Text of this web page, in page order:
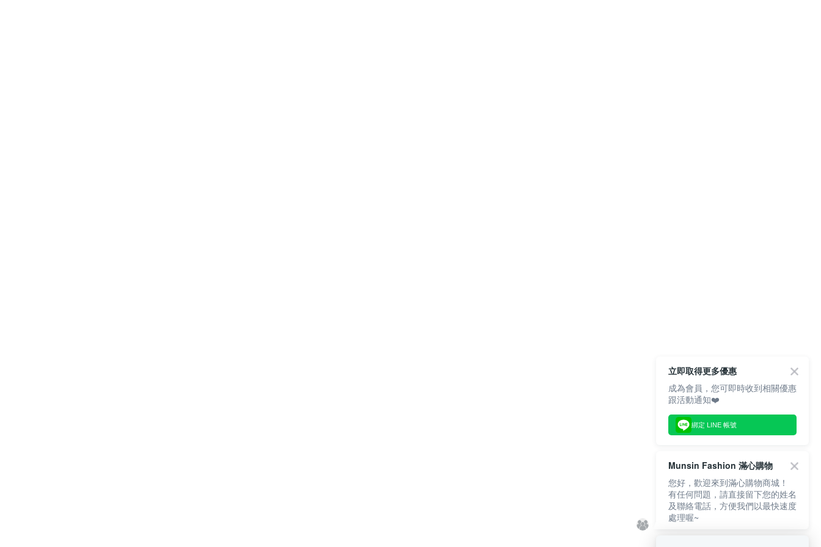
立即取得更多優惠
成為會員，您可即時收到相關優惠
跟活動通知❤️
綁定 LINE 帳號
Munsin Fashion 滿心購物
您好，歡迎來到滿心購物商城！
有任何問題，請直接留下您的姓名
及聯絡電話，方便我們以最快速度
處理喔~